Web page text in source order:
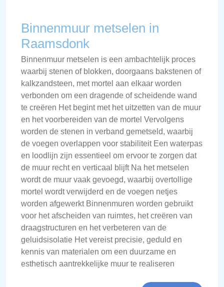
Binnenmuur metselen in
Raamsdonk
Binnenmuur metselen is een ambachtelijk proces
waarbij stenen of blokken, doorgaans bakstenen of
kalkzandsteen, met mortel aan elkaar worden
verbonden om een dragende of scheidende wand
te creëren Het begint met het uitzetten van de muur
en het voorbereiden van de mortel Vervolgens
worden de stenen in verband gemetseld, waarbij
de voegen overlappen voor stabiliteit Een waterpas
en loodlijn zijn essentieel om ervoor te zorgen dat
de muur recht en verticaal blijft Na het metselen
wordt de muur vaak gevoegd, waarbij overtollige
mortel wordt verwijderd en de voegen netjes
worden afgewerkt Binnenmuren worden gebruikt
voor het afscheiden van ruimtes, het creëren van
draagstructuren en het verbeteren van de
geluidsisolatie Het vereist precisie, geduld en
kennis van materialen om een duurzame en
esthetisch aantrekkelijke muur te realiseren